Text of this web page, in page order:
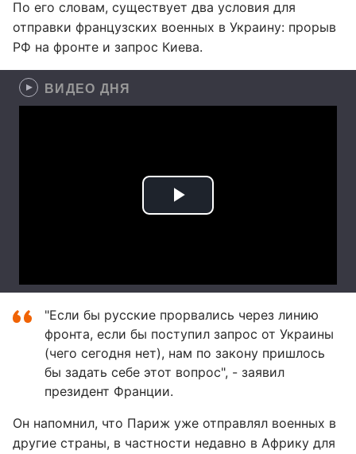
По его словам, существует два условия для
отправки французских военных в Украину: прорыв
РФ на фронте и запрос Киева.
ВИДЕО ДНЯ
"Если бы русские прорвались через линию
фронта, если бы поступил запрос от Украины
(чего сегодня нет), нам по закону пришлось
бы задать себе этот вопрос", - заявил
президент Франции.
Он напомнил, что Париж уже отправлял военных в
другие страны, в частности недавно в Африку для